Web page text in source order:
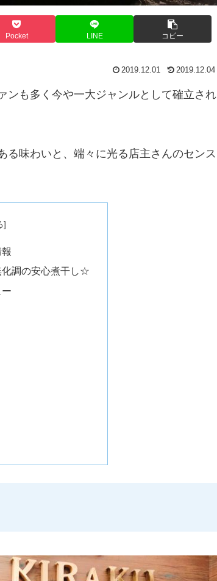
Pocket LINE コピー
2019.12.01 2019.12.04
ンも多く今や一大ジャンルとして確立され
る味わいと、端々に光る店主さんのセンス
調の安心煮干し☆